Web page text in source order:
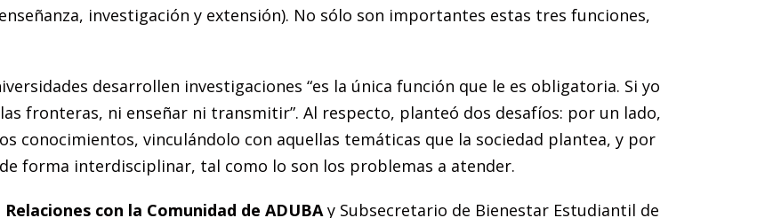
investigación y extensión). No sólo son importantes estas tres funciones,
desarrollen investigaciones “es la única función que le es obligatoria. Si yo
fronteras, ni enseñar ni transmitir”. Al respecto, planteó dos desafíos: por un lado,
conocimientos, vinculándolo con aquellas temáticas que la sociedad plantea, y por
forma interdisciplinar, tal como lo son los problemas a atender.
con la Comunidad de ADUBAy Subsecretario de Bienestar Estudiantil de